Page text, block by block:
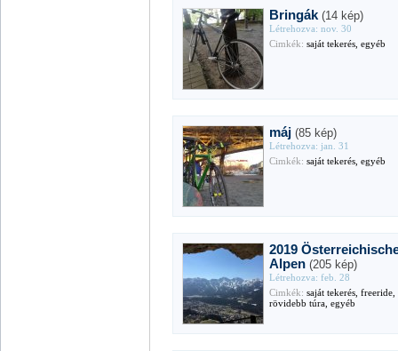
Bringák (14 kép)
Létrehozva: nov. 30
Cimkék: saját tekerés, egyéb
máj (85 kép)
Létrehozva: jan. 31
Cimkék: saját tekerés, egyéb
2019
Alpen (205 kép)
Létrehozva: feb. 28
Cimkék: saját tekerés,
rövidebb túra, egyéb